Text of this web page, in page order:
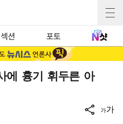
섹션 포토
에 흉기 휘두른 아
가가